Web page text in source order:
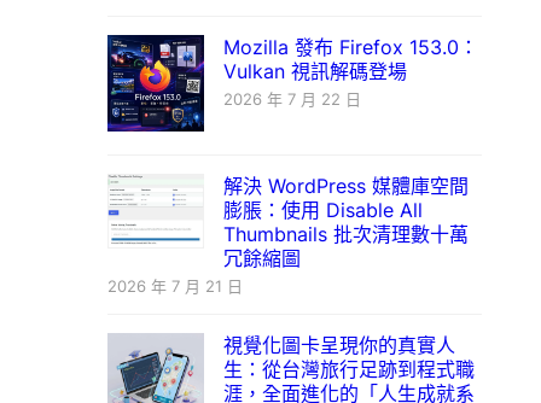
Mozilla 發布 Firefox 153.0：
Vulkan 視訊解碼登場
2026 年 7 月 22 日
解決 WordPress 媒體庫空間
膨脹：使用 Disable All
Thumbnails 批次清理數十萬
冗餘縮圖
2026 年 7 月 21 日
視覺化圖卡呈現你的真實人
生：從台灣旅行足跡到程式職
涯，全面進化的「人生成就系